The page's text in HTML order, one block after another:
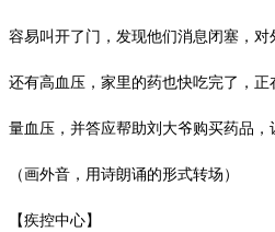
容易叫开了门，发现他们消息闭塞，
还有高血压，家里的药也快吃完了，正
量血压，并答应帮助刘大爷购买药品，
（画外音，用诗朗诵的形式转场）
【疾控中心】